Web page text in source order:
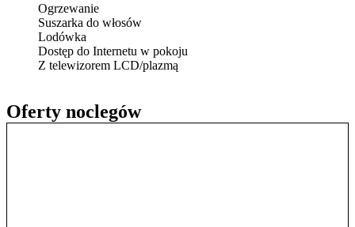
Oferty noclegów
Ogrzewanie
Suszarka do włosów
Lodówka
Dostęp do Internetu w pokoju
Z telewizorem LCD/plazmą